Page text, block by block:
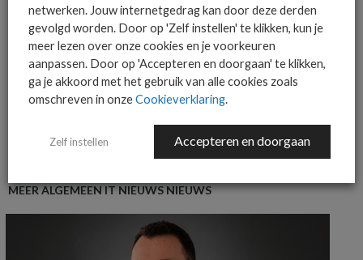
AANMELDEN
MEER ALGEMEEN IT NIEUWS NIEUWS
netwerken. Jouw internetgedrag kan door deze derden
gevolgd worden. Door op 'Zelf instellen' te klikken, kun je
meer lezen over onze cookies en je voorkeuren
aanpassen. Door op 'Accepteren en doorgaan' te klikken,
ga je akkoord met het gebruik van alle cookies zoals
omschreven in onzeCookieverklaring.
Zelf instellen Accepteren en doorgaan